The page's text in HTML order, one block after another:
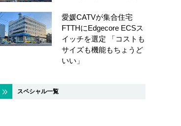
愛媛CATVが集合住宅
FTTHにEdgecore ECSス
イッチを選定 「コストも
サイズも機能もちょうど
いい」
スペシャル一覧